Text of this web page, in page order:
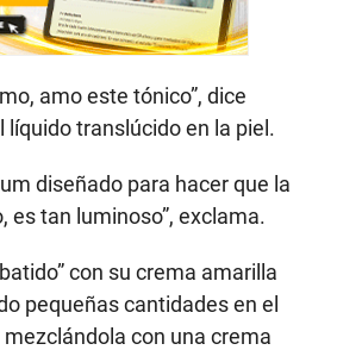
amo este tónico”, dice
translúcido en la piel.
diseñado para hacer que la
es tan luminoso”, exclama.
con su crema amarilla
pequeñas cantidades en el
con una crema